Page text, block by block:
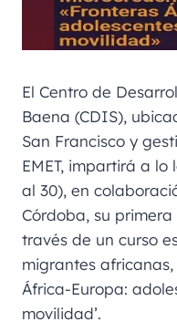
El Centro de
Baena (CDIS),
San Francisco y
EMET, impartirá a
al 30), en
Córdoba, su
través de un curso
migrantes
África-Europa:
movilidad’.